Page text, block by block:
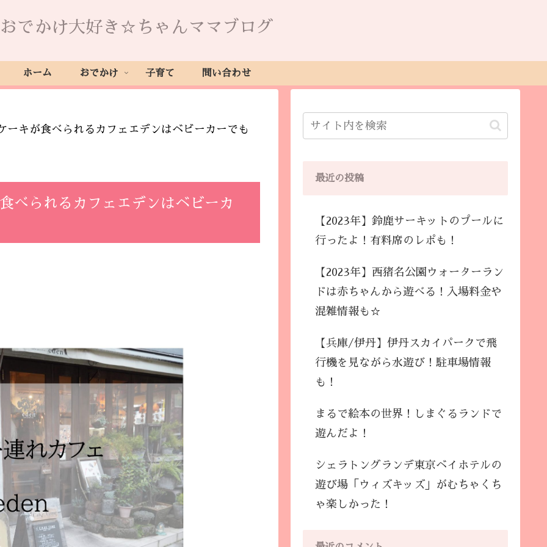
おでかけ大好き☆ちゃんママブログ
ホーム おでかけ 子育て 問い合わせ
キが食べられるカフェエデンはベビーカーでも
べられるカフェエデンはベビーカ
最近の投稿
【2023年】鈴鹿サーキットのプールに
行ったよ！有料席のレポも！
【2023年】西猪名公園ウォーターラン
ドは赤ちゃんから遊べる！入場料金や
混雑情報も☆
【兵庫/伊丹】伊丹スカイパークで飛
行機を見ながら水遊び！駐車場情報
も！
まるで絵本の世界！しまぐるランドで
遊んだよ！
シェラトングランデ東京ベイホテルの
遊び場「ウィズキッズ」がむちゃくち
ゃ楽しかった！